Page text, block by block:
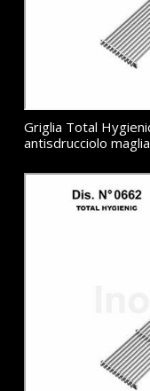
Griglia Total
antisdrucciolo